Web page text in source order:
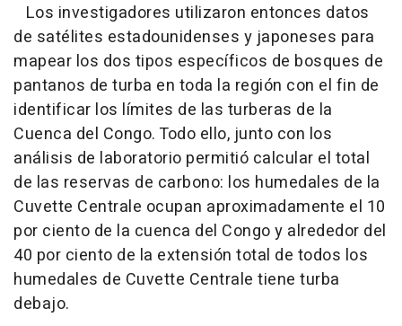
Los investigadores utilizaron entonces datos
de satélites estadounidenses y japoneses para
mapear los dos tipos específicos de bosques de
pantanos de turba en toda la región con el fin de
identificar los límites de las turberas de la
Cuenca del Congo. Todo ello, junto con los
análisis de laboratorio permitió calcular el total
de las reservas de carbono: los humedales de la
Cuvette Centrale ocupan aproximadamente el 10
por ciento de la cuenca del Congo y alrededor del
40 por ciento de la extensión total de todos los
humedales de Cuvette Centrale tiene turba
debajo.